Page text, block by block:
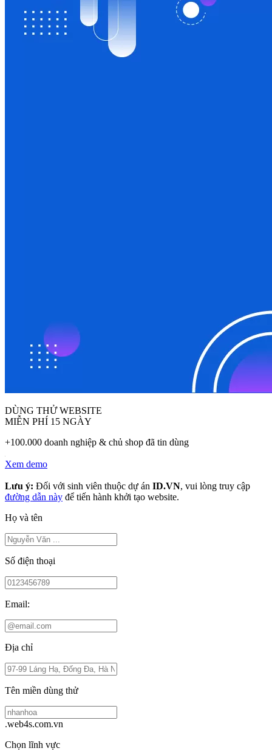
DÙNG THỬ WEBSITE
MIỄN PHÍ 15 NGÀY
+100.000 doanh nghiệp & chủ shop đã tin dùng
Xem demo
Lưu ý: Đối với sinh viên thuộc dự án ID.VN, vui lòng truy cập
đường dẫn này để tiến hành khởi tạo website.
Họ và tên
Số điện thoại
Email:
Địa chỉ
Tên miền dùng thử
.web4s.com.vn
Chọn lĩnh vực